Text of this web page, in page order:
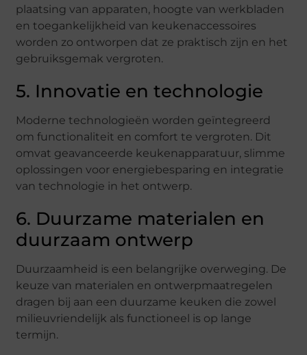
plaatsing van apparaten, hoogte van werkbladen
en toegankelijkheid van keukenaccessoires
worden zo ontworpen dat ze praktisch zijn en het
gebruiksgemak vergroten.
5. Innovatie en technologie
Moderne technologieën worden geïntegreerd
om functionaliteit en comfort te vergroten. Dit
omvat geavanceerde keukenapparatuur, slimme
oplossingen voor energiebesparing en integratie
van technologie in het ontwerp.
6. Duurzame materialen en
duurzaam ontwerp
Duurzaamheid is een belangrijke overweging. De
keuze van materialen en ontwerpmaatregelen
dragen bij aan een duurzame keuken die zowel
milieuvriendelijk als functioneel is op lange
termijn.